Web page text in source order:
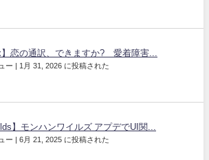
】恋の通訳、できますか? 愛着障害...
ー | 1月 31, 2026 に投稿された
】モンハンワイルズ アプデでUI関...
ー | 6月 21, 2025 に投稿された